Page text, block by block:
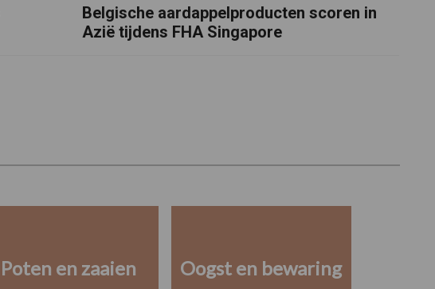
Belgische aardappelproducten scoren in
Azië tijdens FHA Singapore
Poten en zaaien Oogst en bewaring